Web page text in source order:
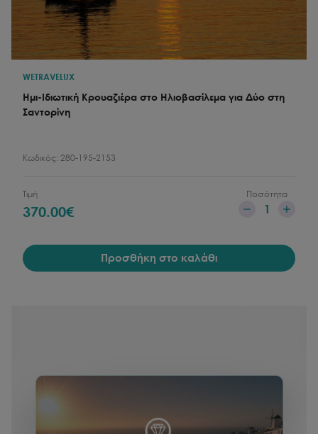
WETRAVELUX
Ημι-Ιδιωτική Κρουαζιέρα στο Ηλιοβασίλεμα για Δύο στη
Σαντορίνη
Κωδικός: 280-195-2153
Τιμή
370.00€
Ποσότητα
1
Προσθήκη στο καλάθι